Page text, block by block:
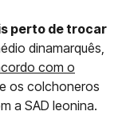
perto de trocar
dinamarquês,
com o
os colchoneros
a SAD leonina.